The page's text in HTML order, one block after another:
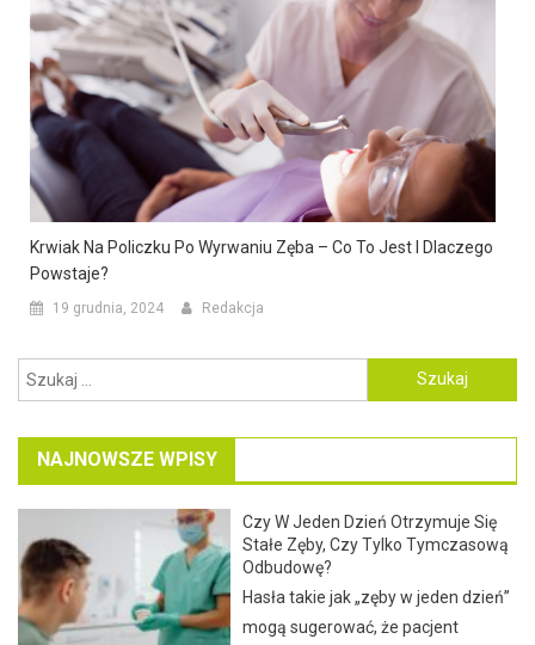
Krwiak Na Policzku Po Wyrwaniu Zęba – Co To Jest I Dlaczego
Powstaje?
19 grudnia, 2024 Redakcja
Szukaj:
NAJNOWSZE WPISY
Czy W Jeden Dzień Otrzymuje Się
Stałe Zęby, Czy Tylko Tymczasową
Odbudowę?
Hasła takie jak „zęby w jeden dzień”
mogą sugerować, że pacjent